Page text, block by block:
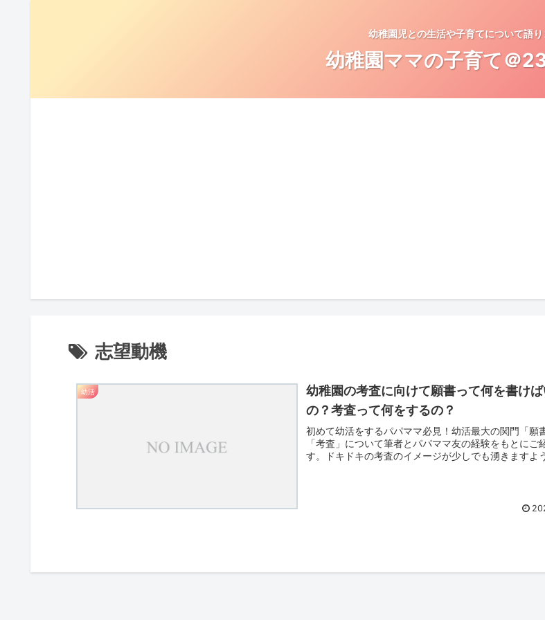
幼稚園児との生活や子育てについて語
幼稚園ママの子育て＠
志望動機
幼活
幼稚園の考査に向けて願書って何を書け
の？考査って何をするの？
初めて幼活をするパパママ必見！幼活最大の関門「願
「考査」について筆者とパパママ友の経験をもとにご
す。ドキドキの考査のイメージが少しでも湧きますよ